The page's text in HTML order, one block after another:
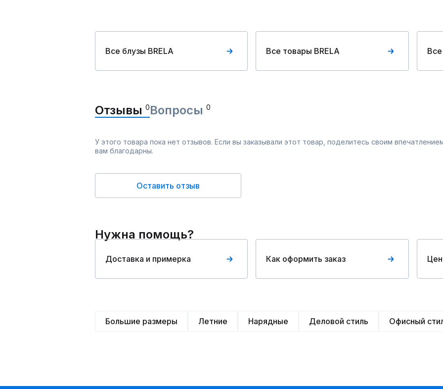
Все блузы BRELA Все товары BRELA
Отзывы 0Вопросы 0
У этого товара пока нет отзывов. Если вы заказывали этот товар, поделитесь своим
вам благодарны.
Оставить отзыв
Нужна помощь?
Доставка и примерка Как оформить заказ
Большие размеры Летние Нарядные Деловой стиль Офисный